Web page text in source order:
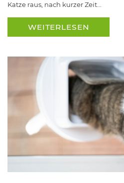
Katze raus, nach kurzer Zeit…
WEITERLESEN